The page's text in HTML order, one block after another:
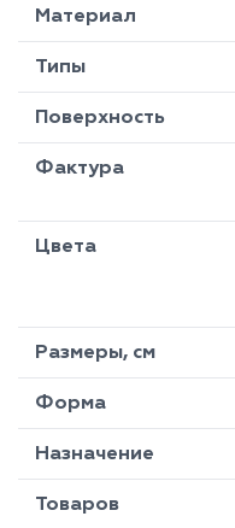
Материал
Типы
Поверхность
Фактура
Цвета
Размеры, см
Форма
Назначение
Товаров